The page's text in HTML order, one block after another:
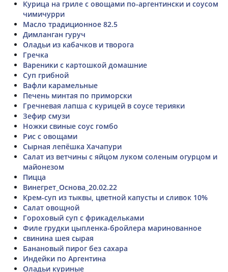
Курица на гриле с овощами по-аргентински и соусом
чимичурри
Масло традиционное 82.5
Димланган гуруч
Оладьи из кабачков и творога
Гречка
Вареники с картошкой домашние
Суп грибной
Вафли карамельные
Печень минтая по приморски
Гречневая лапша с курицей в соусе терияки
Зефир смузи
Ножки свиные соус гомбо
Рис с овощами
Сырная лепёшка Хачапури
Салат из ветчины с яйцом луком соленым огурцом и
майонезом
Пицца
Винегрет_Основа_20.02.22
Крем-суп из тыквы, цветной капусты и сливок 10%
Салат овощной
Гороховый суп с фрикадельками
Филе грудки цыпленка-бройлера маринованное
свинина шея сырая
Банановый пирог без сахара
Индейки по Аргентина
Оладьи куриные